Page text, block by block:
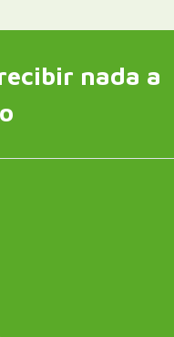
nada a